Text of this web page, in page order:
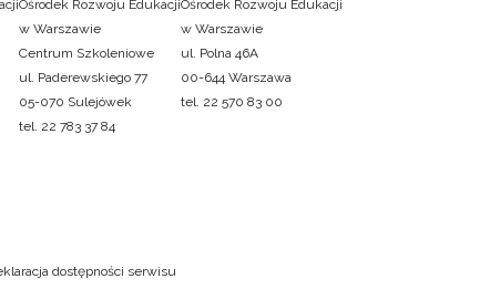
Ośrodek Rozwoju Edukacji
w Warszawie
Centrum Szkoleniowe
ul. Paderewskiego 77
05-070 Sulejówek
tel. 22 783 37 84
Ośrodek Rozwoju Edukacji
w Warszawie
ul. Polna 46A
00-644 Warszawa
tel. 22 570 83 00
dostępności serwisu